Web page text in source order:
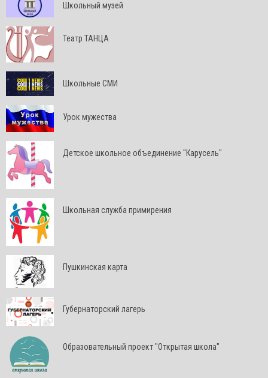
Школьный музей
Театр ТАНЦА
Школьные СМИ
Урок мужества
Детское школьное объединение "Карусель"
Школьная служба примирения
Пушкинская карта
Губернаторский лагерь
Образовательный проект "Открытая школа"